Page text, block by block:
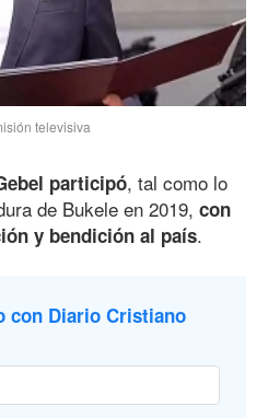
televisiva
participó, tal como lo
de Bukele en 2019, con
y bendición al país.
con Diario Cristiano